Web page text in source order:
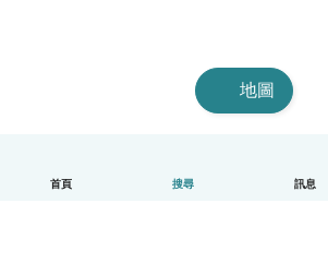
首頁 搜尋 訊息
地圖